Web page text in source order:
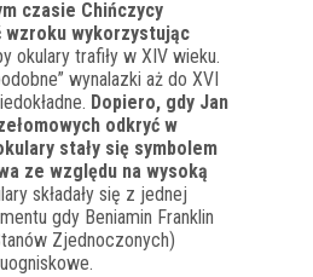
czasie Chińczycy
wykorzystując
okulary trafiły w XIV wieku.
wynalazki aż do XVI
Dopiero, gdy Jan
odkryć w
stały się symbolem
ze względu na wysoką
składały się z jednej
gdy Beniamin Franklin
Zjednoczonych)